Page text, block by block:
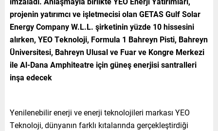
projenin yatırımcı ve işletmecisi olan GETAS Gulf Solar
Energy Company W.L.L. şirketinin yüzde 10 hissesini
alırken, YEO Teknoloji, Formula 1 Bahreyn Pisti, Bahreyn
Üniversitesi, Bahreyn Ulusal ve Fuar ve Kongre Merkezi
ile Al-Dana Amphiteatre için güneş enerjisi santralleri
inşa edecek
Yenilenebilir enerji ve enerji teknolojileri markası YEO
Teknoloji, dünyanın farklı kıtalarında gerçekleştirdiği